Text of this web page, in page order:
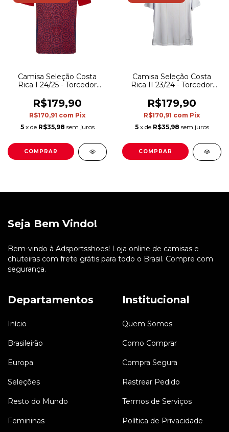
Camisa Seleção Costa
Rica I 24/25 - Torcedor
Vermelha com detalhes
em azul
R$179,90
R$170,91 com Pix
5 x de R$35,98 sem juros
COMPRAR
Camisa Seleção Costa
Rica II 23/24 - Torcedor
com detalhes em preto e
dourado
R$179,90
R$170,91 com Pix
5 x de R$35,98 sem juros
COMPRAR
Seja Bem Vindo!
Bem-vindo à Adsportsshoes! Loja online de camisas e
chuteiras com frete grátis para todo o Brasil. Compre com
segurança.
Departamentos
Início
Brasileirão
Europa
Seleções
Resto do Mundo
Femininas
Institucional
Quem Somos
Como Comprar
Compra Segura
Rastrear Pedido
Termos de Serviços
Política de Privacidade